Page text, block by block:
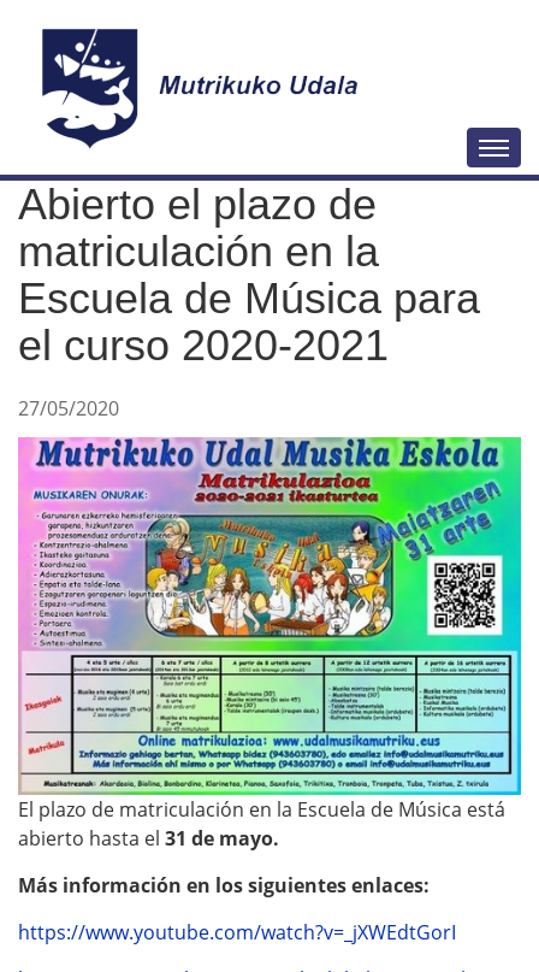
a
Abierto el plazo de
matriculación en la
Escuela de Música para
el curso 2020-2021
27/05/2020
El plazo de matriculación en la Escuela de Música está
abierto hasta el 31 de mayo.
Más información en los siguientes enlaces:
https://www.youtube.com/watch?v=_jXWEdtGorI